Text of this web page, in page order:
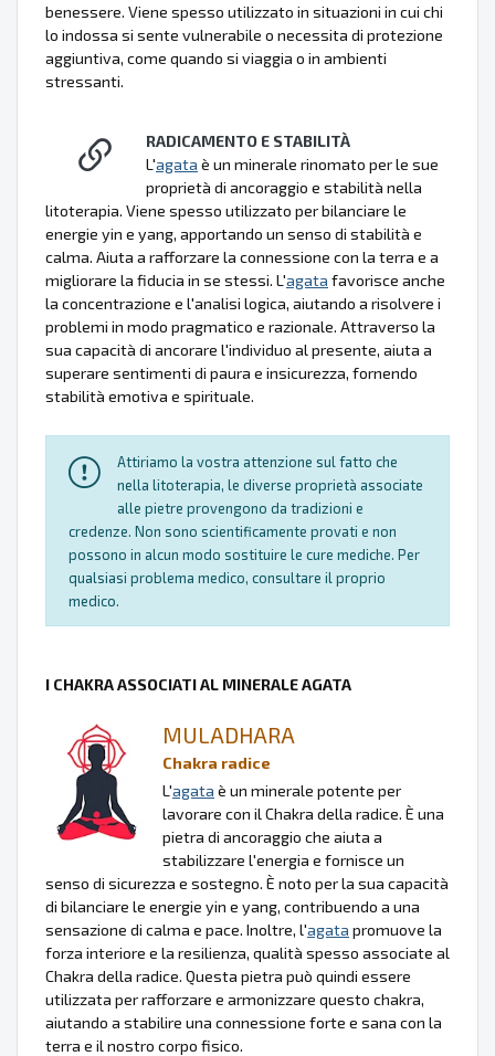
benessere. Viene spesso utilizzato in situazioni in cui chi
lo indossa si sente vulnerabile o necessita di protezione
aggiuntiva, come quando si viaggia o in ambienti
stressanti.
RADICAMENTO E STABILITÀ
L'agata è un minerale rinomato per le sue
proprietà di ancoraggio e stabilità nella
litoterapia. Viene spesso utilizzato per bilanciare le
energie yin e yang, apportando un senso di stabilità e
calma. Aiuta a rafforzare la connessione con la terra e a
migliorare la fiducia in se stessi. L'agata favorisce anche
la concentrazione e l'analisi logica, aiutando a risolvere i
problemi in modo pragmatico e razionale. Attraverso la
sua capacità di ancorare l'individuo al presente, aiuta a
superare sentimenti di paura e insicurezza, fornendo
stabilità emotiva e spirituale.
Attiriamo la vostra attenzione sul fatto che
nella litoterapia, le diverse proprietà associate
alle pietre provengono da tradizioni e
credenze. Non sono scientificamente provati e non
possono in alcun modo sostituire le cure mediche. Per
qualsiasi problema medico, consultare il proprio
medico.
I CHAKRA ASSOCIATI AL MINERALE AGATA
MULADHARA
Chakra radice
L'agata è un minerale potente per
lavorare con il Chakra della radice. È una
pietra di ancoraggio che aiuta a
stabilizzare l'energia e fornisce un
senso di sicurezza e sostegno. È noto per la sua capacità
di bilanciare le energie yin e yang, contribuendo a una
sensazione di calma e pace. Inoltre, l'agata promuove la
forza interiore e la resilienza, qualità spesso associate al
Chakra della radice. Questa pietra può quindi essere
utilizzata per rafforzare e armonizzare questo chakra,
aiutando a stabilire una connessione forte e sana con la
terra e il nostro corpo fisico.